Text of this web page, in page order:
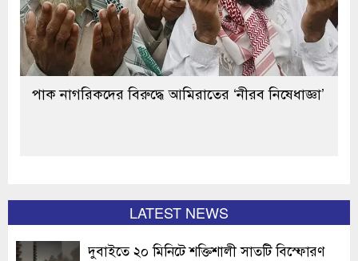
পাক নাগরিকদের বিরুদ্ধে আমিরাতের ‘নীরব নিষেধাজ্ঞা’
LATEST NEWS
দুবাইতে ২০ মিনিটে শক্তিশালী সাতটি বিস্ফোরণ